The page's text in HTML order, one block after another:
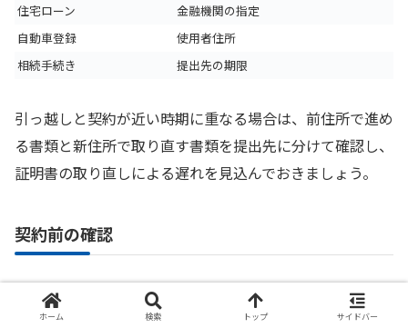
住宅ローン
金融機関の指定
自動車登録
使用者住所
相続手続き
提出先の期限
引っ越しと契約が近い時期に重なる場合は、前住所で進め
る書類と新住所で取り直す書類を提出先に分けて確認し、
証明書の取り直しによる遅れを見込んでおきましょう。
契約前の確認
契約直前に慌てないためには、印鑑登録証明書を取得する
前に提出先へ確認しておくべき項目を整理しておくことが
ホーム 検索 トップ サイドバー